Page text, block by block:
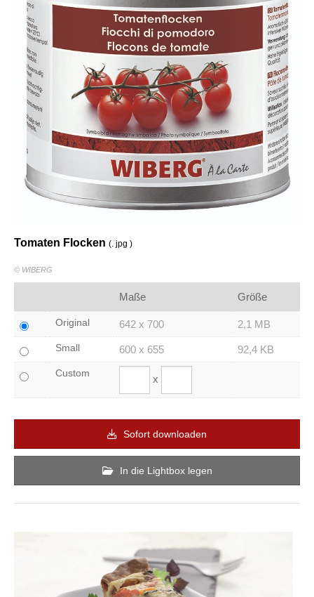
Tomaten Flocken (. jpg )
© WIBERG
Maße Größe
Original 642 x 700 2,1 MB
Small 600 x 655 92,4 KB
Custom x
Sofort downloaden
In die Lightbox legen